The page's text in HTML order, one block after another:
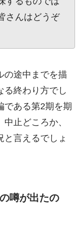
さんはどうぞ
の途中までを描
る終わり方でし
である第2期を期
止どころか、
言えるでしょ
噂が出たの